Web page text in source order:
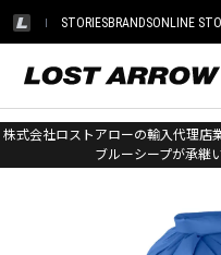
STORIESBRANDSONLINE
株式会社ロストアローの輸入代理店
ブルーシープが承継
ホーム > シートゥサミット > パ